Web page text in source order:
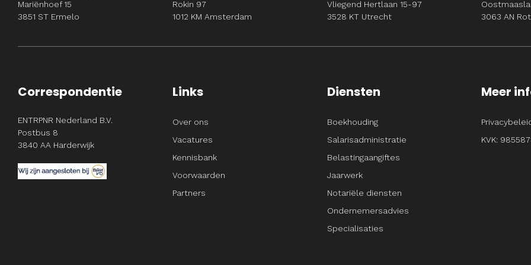
Mariënhoef 15
3851 ST Ermelo
Rokin 97
1012 KM Amsterdam
Vliegend Hertlaan 15-97
3528 KT Utrecht
3063 AN
Correspondentie
ENTRPNR Nederland B.V.
Postbus 8
3840 AA Harderwijk
Links
Over ons
Vacatures
Kennisbank
Voorwaarden
Partners
Diensten
Boekhouding
Salarisadministratie
Belastingaangiftes
Jaarwerk
Notariële diensten
Ondernemersadvies
Specialisaties
Meer
KVK: